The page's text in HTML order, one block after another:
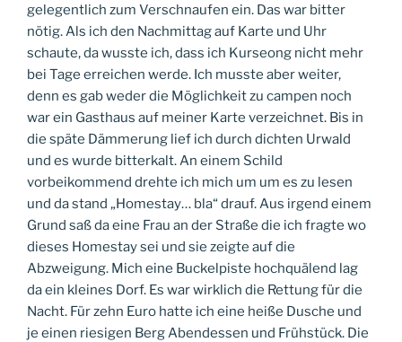
gelegentlich zum Verschnaufen ein. Das war bitter
nötig. Als ich den Nachmittag auf Karte und Uhr
schaute, da wusste ich, dass ich Kurseong nicht mehr
bei Tage erreichen werde. Ich musste aber weiter,
denn es gab weder die Möglichkeit zu campen noch
war ein Gasthaus auf meiner Karte verzeichnet. Bis in
die späte Dämmerung lief ich durch dichten Urwald
und es wurde bitterkalt. An einem Schild
vorbeikommend drehte ich mich um um es zu lesen
und da stand „Homestay… bla“ drauf. Aus irgend einem
Grund saß da eine Frau an der Straße die ich fragte wo
dieses Homestay sei und sie zeigte auf die
Abzweigung. Mich eine Buckelpiste hochquälend lag
da ein kleines Dorf. Es war wirklich die Rettung für die
Nacht. Für zehn Euro hatte ich eine heiße Dusche und
je einen riesigen Berg Abendessen und Frühstück. Die